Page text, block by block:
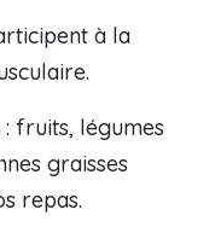
à la
fruits, légumes
graisses
repas.